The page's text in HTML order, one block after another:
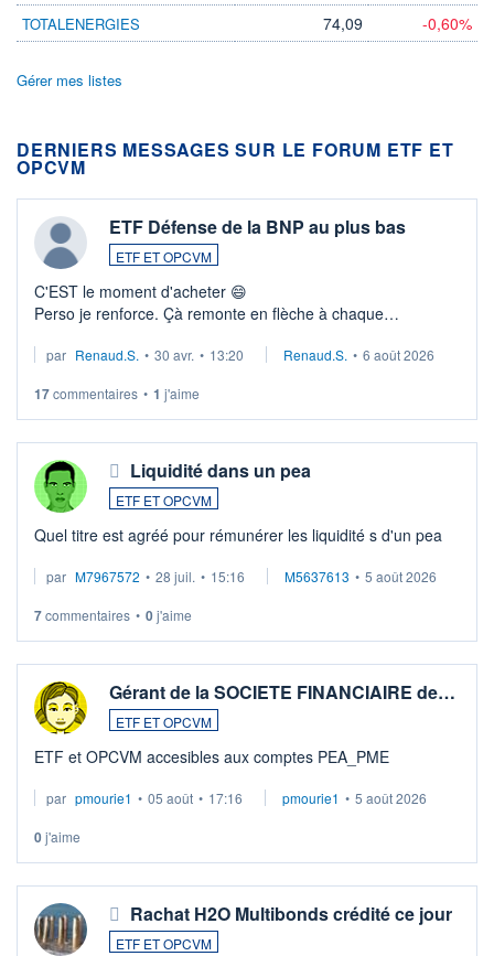
TOTALENERGIES 74,09 -0,60%
Gérer mes listes
DERNIERS MESSAGES SUR LE FORUM ETF ET
OPCVM
ETF Défense de la BNP au plus bas
ETF ET OPCVM
C'EST le moment d'acheter 😄​
Perso je renforce. Çà remonte en flèche à chaque
Investissement long terme tip top pour sa retraite.
par Renaud.S. • 30 avr. • 13:20 Renaud.S. • 6 août 2026
17commentaires • 1 j'aime
Liquidité dans un pea
ETF ET OPCVM
Quel titre est agréé pour rémunérer les liquidité s d'un pea
par M7967572 • 28 juil. • 15:16 M5637613 • 5 août 2026
7commentaires • 0j'aime
Gérant de la SOCIETE FINANCIAIRE de…
ETF ET OPCVM
ETF et OPCVM accesibles aux comptes PEA_PME
par pmourie1 • 05 août • 17:16 pmourie1 • 5 août 2026
0j'aime
Rachat H2O Multibonds crédité ce jour
ETF ET OPCVM